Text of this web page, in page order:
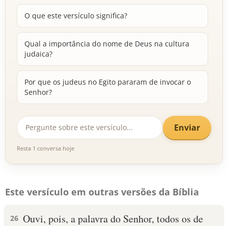
O que este versículo significa?
Qual a importância do nome de Deus na cultura
judaica?
Por que os judeus no Egito pararam de invocar o
Senhor?
Enviar
Resta 1 conversa hoje
Este versículo em outras versões da Bíblia
26 Ouvi, pois, a palavra do Senhor, todos os de